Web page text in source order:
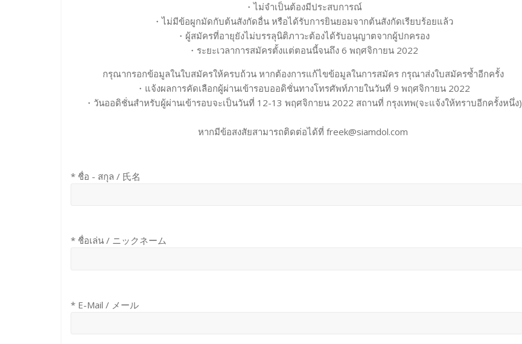
・ไม่จำเป็นต้องมีประสบการณ์
・ไม่มีข้อผูกมัดกับต้นสังกัดอื่น หรือได้รับการยินยอมจากต้นสังกัดเรียบร้อยแล้ว
・ผู้สมัครที่อายุยังไม่บรรลุนิติภาวะต้องได้รับอนุญาตจากผู้ปกครอง
・ระยะเวลาการสมัครตั้งแต่ตอนนี้จนถึง 6 พฤศจิกายน 2022
กรุณากรอกข้อมูลในใบสมัครให้ครบถ้วน หากต้องการแก้ไขข้อมูลในการสมัคร กรุณาส่งใบสมัครซ้ำอีกครั้ง
・แจ้งผลการคัดเลือกผู้ผ่านเข้ารอบออดิชั่นทางโทรศัพท์ภายในวันที่ 9 พฤศจิกายน 2022
・วันออดิชั่นสำหรับผู้ผ่านเข้ารอบจะเป็นวันที่ 12-13 พฤศจิกายน 2022 สถานที่ กรุงเทพ(จะแจ้งให้ทราบอีกครั้งหนึ่ง)
หากมีข้อสงสัยสามารถติดต่อได้ที่ freek@siamdol.com
* ชื่อ - สกุล / 氏名
* ชื่อเล่น / ニックネーム
* E-Mail / メール